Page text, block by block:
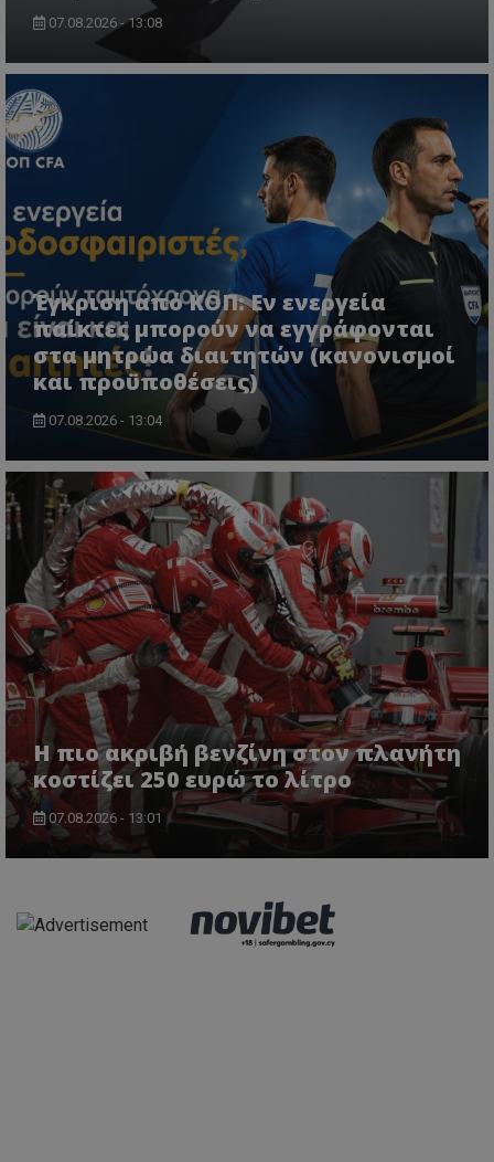
07.08.2026 - 13:08
Έγκριση από ΚΟΠ: Εν ενεργεία
παίκτες μπορούν να εγγράφονται
στα μητρώα διαιτητών (κανονισμοί
και προϋποθέσεις)
07.08.2026 - 13:04
Η πιο ακριβή βενζίνη στον πλανήτη
κοστίζει 250 ευρώ το λίτρο
07.08.2026 - 13:01